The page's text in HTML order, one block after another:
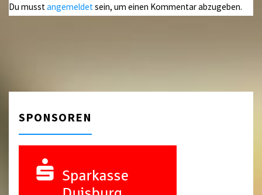
Du musstangemeldetsein, um einen Kommentar abzugeben.
SPONSOREN